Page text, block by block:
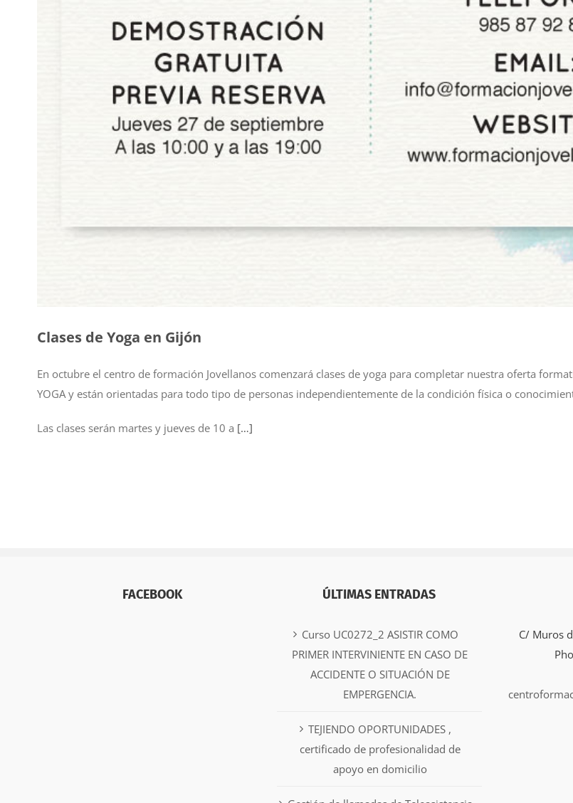
Clases de Yoga en Gijón
En octubre el centro de formación Jovellanos comenzará clases de yoga para completar nuestra oferta
YOGA y están orientadas para todo tipo de personas independientemente de la condición física o
Las clases serán martes y jueves de 10 a […]
FACEBOOK ÚLTIMAS ENTRADAS
Curso UC0272_2 ASISTIR COMO
PRIMER INTERVINIENTE EN CASO DE
ACCIDENTE O SITUACIÓN DE
EMPERGENCIA.
TEJIENDO OPORTUNIDADES ,
certificado de profesionalidad de
apoyo en domicilio
C/ Muros